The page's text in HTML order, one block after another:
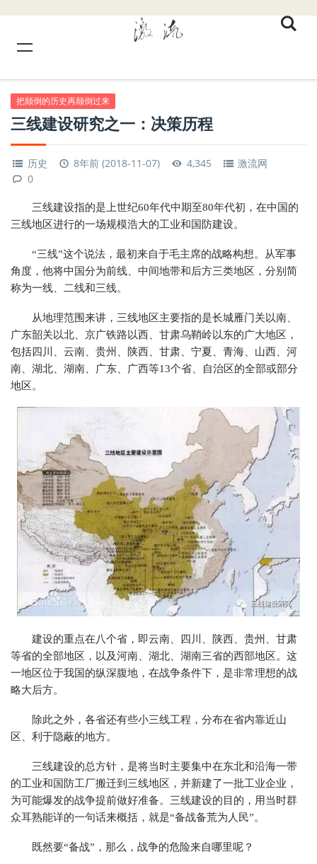
把颠倒的历史再颠倒过来
三线建设研究之一：决策历程
历史 8年前 (2018-11-07) 4,345
激流网
0
三线建设指的是上世纪60年代中期至80年代初，在中国的
三线地区进行的一场规模浩大的工业和国防建设。
“三线”这个说法，最初来自于毛主席的战略构想。从军事
角度，他将中国分为前线、中间地带和后方三类地区，分别简
称为一线、二线和三线。
从地理范围来讲，三线地区主要指的是长城雁门关以南、
广东韶关以北、京广铁路以西、甘肃乌鞘岭以东的广大地区，
包括四川、云南、贵州、陕西、甘肃、宁夏、青海、山西、河
南、湖北、湖南、广东、广西等13个省、自治区的全部或部分
地区。
建设的重点在八个省，即云南、四川、陕西、贵州、甘肃
等省的全部地区，以及河南、湖北、湖南三省的西部地区。这
一地区位于我国的纵深腹地，在战争条件下，是非常理想的战
略大后方。
除此之外，各省还有些小三线工程，分布在省内靠近山
区、利于隐蔽的地方。
三线建设的总方针，是将当时主要集中在东北和沿海一带
的工业和国防工厂搬迁到三线地区，并新建了一批工业企业，
为可能爆发的战争提前做好准备。三线建设的目的，用当时群
众耳熟能详的一句话来概括，就是“备战备荒为人民”。
既然要“备战”，那么，战争的危险来自哪里呢？